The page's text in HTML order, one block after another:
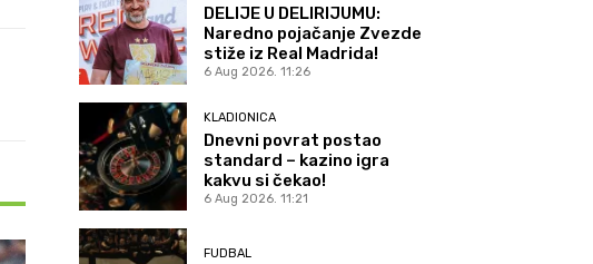
DELIJE U DELIRIJUMU:
Naredno pojačanje Zvezde
stiže iz Real Madrida!
6 Aug 2026. 11:26
KLADIONICA
Dnevni povrat postao
standard – kazino igra
kakvu si čekao!
6 Aug 2026. 11:21
FUDBAL